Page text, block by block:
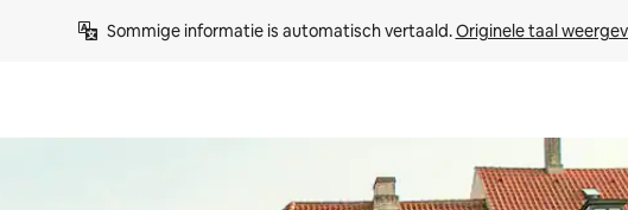
Sommige informatie is automatisch vertaald. Originele taal